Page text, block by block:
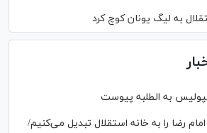
به لیگ یونان کوچ کرد
به الطلبه پیوست
امام رضا را به خانه استقلال تبدیل می‌کنیم/